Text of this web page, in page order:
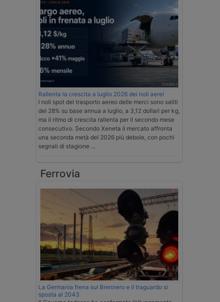
Rallenta la crescita a luglio 2026 dei noli aerei
I noli spot del trasporto aereo delle merci sono saliti
del 28% su base annua a luglio, a 3,12 dollari per kg,
ma il ritmo di crescita rallenta per il secondo mese
consecutivo. Secondo Xeneta il mercato affronta
una seconda metà del 2026 più debole, con pochi
segnali di stagione …
Ferrovia
La Germania frena sul Brennero e il traguardo si
sposta al 2043